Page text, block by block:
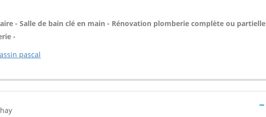
- Salle de bain clé en main - Rénovation plomberie complète ou partielle
-
pascal